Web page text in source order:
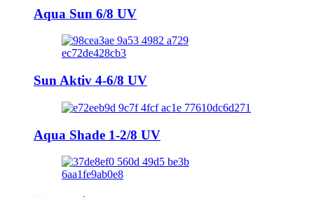
Aqua Sun 6/8 UV
Sun Aktiv 4-6/8 UV
Aqua Shade 1-2/8 UV